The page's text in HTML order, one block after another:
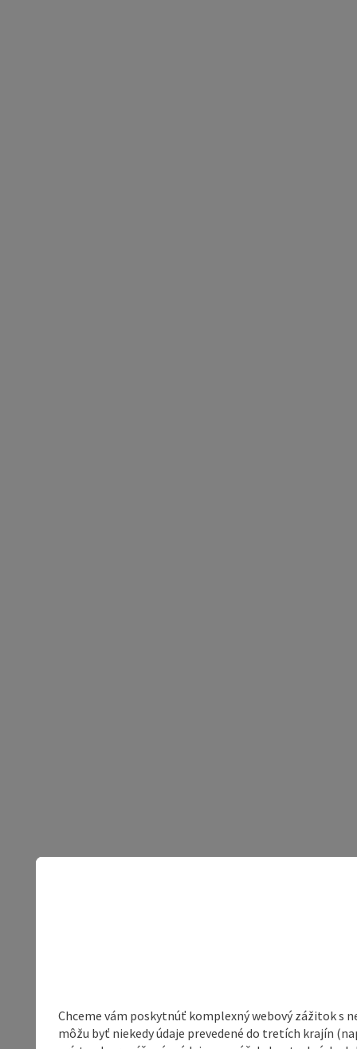
Chceme vám poskytnúť komplexný webový zážitok s
môžu byť niekedy údaje prevedené do tretích krajín